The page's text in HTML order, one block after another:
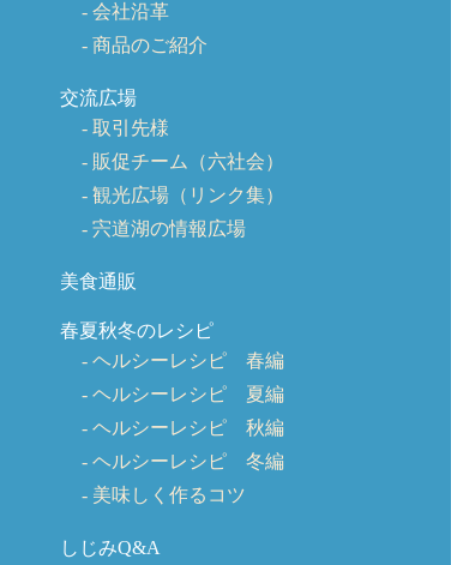
会社沿革
商品のご紹介
交流広場
取引先様
販促チーム（六社会）
観光広場（リンク集）
宍道湖の情報広場
美食通販
春夏秋冬のレシピ
ヘルシーレシピ 春編
ヘルシーレシピ 夏編
ヘルシーレシピ 秋編
ヘルシーレシピ 冬編
美味しく作るコツ
しじみQ&A